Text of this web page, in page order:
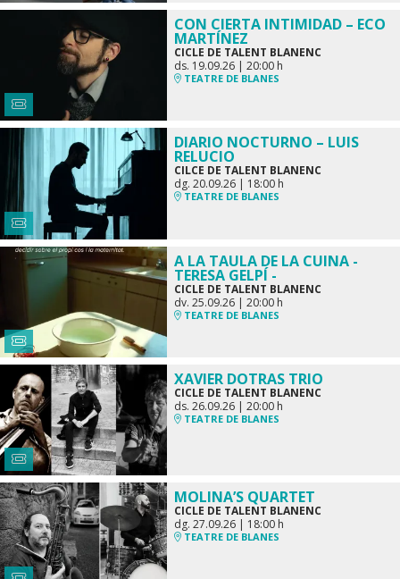
CON CIERTA INTIMIDAD – ECO
MARTÍNEZ
CICLE DE TALENT BLANENC
ds. 19.09.26| 20:00 h
TEATRE DE BLANES
DIARIO NOCTURNO – LUIS
RELUCIO
CILCE DE TALENT BLANENC
dg. 20.09.26| 18:00 h
TEATRE DE BLANES
A LA TAULA DE LA CUINA -
TERESA GELPÍ -
CICLE DE TALENT BLANENC
dv. 25.09.26| 20:00 h
TEATRE DE BLANES
XAVIER DOTRAS TRIO
CICLE DE TALENT BLANENC
ds. 26.09.26| 20:00 h
TEATRE DE BLANES
MOLINA’S QUARTET
CICLE DE TALENT BLANENC
dg. 27.09.26| 18:00 h
TEATRE DE BLANES